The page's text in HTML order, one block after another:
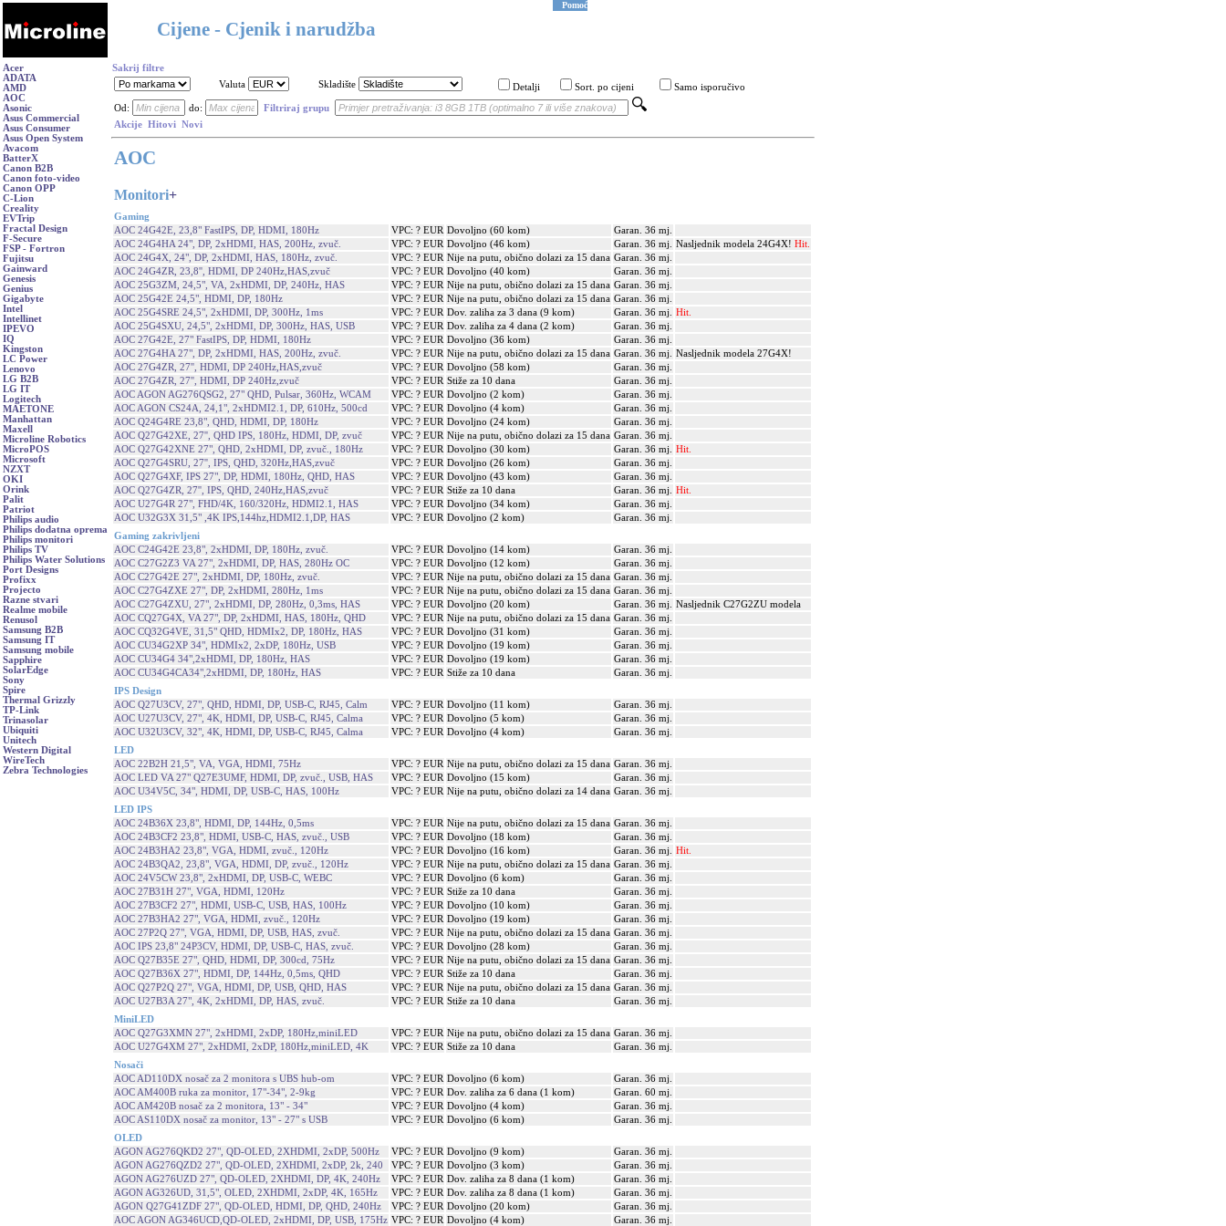
Cijene - Cjenik i narudžba
Pomoć
Acer
ADATA
AMD
AOC
Asonic
Asus Commercial
Asus Consumer
Asus Open System
Avacom
BatterX
Canon B2B
Canon foto-video
Canon OPP
C-Lion
Creality
EVTrip
Fractal Design
F-Secure
FSP - Fortron
Fujitsu
Gainward
Genesis
Genius
Gigabyte
Intel
Intellinet
IPEVO
IQ
Kingston
LC Power
Lenovo
LG B2B
LG IT
Logitech
MAETONE
Manhattan
Maxell
Microline Robotics
MicroPOS
Microsoft
NZXT
OKI
Orink
Palit
Patriot
Philips audio
Philips dodatna oprema
Philips monitori
Philips TV
Philips Water Solutions
Port Designs
Profixx
Projecto
Razne stvari
Realme mobile
Renusol
Samsung B2B
Samsung IT
Samsung mobile
Sapphire
SolarEdge
Sony
Spire
Thermal Grizzly
TP-Link
Trinasolar
Ubiquiti
Unitech
Western Digital
WireTech
Zebra Technologies
Sakrij filtre
Valuta
Skladište Detalji Sort. po cijeni Samo isporučivo
Od: do:
Filtriraj grupu
Akcije Hitovi Novi
AOC
Monitori+
Gaming
AOC 24G42E, 23,8" FastIPS, DP, HDMI, 180Hz
VPC: ? EUR Dovoljno (60 kom)
Garan. 36 mj.
AOC 24G4HA 24", DP, 2xHDMI, HAS, 200Hz, zvuč.
VPC: ? EUR Dovoljno (46 kom) Garan. 36 mj. Nasljednik modela 24G4X! Hit.
AOC 24G4X, 24", DP, 2xHDMI, HAS, 180Hz, zvuč.
VPC: ? EUR Nije na putu, obično dolazi za 15 dana Garan. 36 mj.
AOC 24G4ZR, 23,8'', HDMI, DP 240Hz,HAS,zvuč
VPC: ? EUR Dovoljno (40 kom)
Garan. 36 mj.
AOC 25G3ZM, 24,5", VA, 2xHDMI, DP, 240Hz, HAS
VPC: ? EUR Nije na putu, obično dolazi za 15 dana Garan. 36 mj.
AOC 25G42E 24,5", HDMI, DP, 180Hz
VPC: ? EUR Nije na putu, obično dolazi za 15 dana Garan. 36 mj.
AOC 25G4SRE 24,5", 2xHDMI, DP, 300Hz, 1ms
VPC: ? EUR Dov. zaliha za 3 dana (9 kom) Garan. 36 mj.
Hit.
AOC 25G4SXU, 24,5", 2xHDMI, DP, 300Hz, HAS, USB
VPC: ? EUR Dov. zaliha za 4 dana (2 kom)
Garan. 36 mj.
AOC 27G42E, 27" FastIPS, DP, HDMI, 180Hz
VPC: ? EUR Dovoljno (36 kom)
Garan. 36 mj.
AOC 27G4HA 27", DP, 2xHDMI, HAS, 200Hz, zvuč.
VPC: ? EUR Nije na putu, obično dolazi za 15 dana Garan. 36 mj.
Nasljednik modela 27G4X!
AOC 27G4ZR, 27'', HDMI, DP 240Hz,HAS,zvuč
VPC: ? EUR Dovoljno (58 kom)
Garan. 36 mj.
AOC 27G4ZR, 27'', HDMI, DP 240Hz,zvuč
VPC: ? EUR Stiže za 10 dana
Garan. 36 mj.
AOC AGON AG276QSG2, 27" QHD, Pulsar, 360Hz, WCAM
VPC: ? EUR Dovoljno (2 kom)
Garan. 36 mj.
AOC AGON CS24A, 24,1", 2xHDMI2.1, DP, 610Hz, 500cd
VPC: ? EUR Dovoljno (4 kom)
Garan. 36 mj.
AOC Q24G4RE 23,8", QHD, HDMI, DP, 180Hz
VPC: ? EUR Dovoljno (24 kom)
Garan. 36 mj.
AOC Q27G42XE, 27'', QHD IPS, 180Hz, HDMI, DP, zvuč
VPC: ? EUR Nije na putu, obično dolazi za 15 dana Garan. 36 mj.
AOC Q27G42XNE 27", QHD, 2xHDMI, DP, zvuč., 180Hz
VPC: ? EUR Dovoljno (30 kom) Garan. 36 mj.
Hit.
AOC Q27G4SRU, 27'', IPS, QHD, 320Hz,HAS,zvuč
VPC: ? EUR Dovoljno (26 kom)
Garan. 36 mj.
AOC Q27G4XF, IPS 27", DP, HDMI, 180Hz, QHD, HAS
VPC: ? EUR Dovoljno (43 kom)
Garan. 36 mj.
AOC Q27G4ZR, 27'', IPS, QHD, 240Hz,HAS,zvuč
VPC: ? EUR Stiže za 10 dana Garan. 36 mj.
Hit.
AOC U27G4R 27", FHD/4K, 160/320Hz, HDMI2.1, HAS
VPC: ? EUR Dovoljno (34 kom)
Garan. 36 mj.
AOC U32G3X 31,5" ,4K IPS,144hz,HDMI2.1,DP, HAS
VPC: ? EUR Dovoljno (2 kom)
Garan. 36 mj.
Gaming zakrivljeni
AOC C24G42E 23,8", 2xHDMI, DP, 180Hz, zvuč.
VPC: ? EUR Dovoljno (14 kom)
Garan. 36 mj.
AOC C27G2Z3 VA 27", 2xHDMI, DP, HAS, 280Hz OC
VPC: ? EUR Dovoljno (12 kom)
Garan. 36 mj.
AOC C27G42E 27", 2xHDMI, DP, 180Hz, zvuč.
VPC: ? EUR Nije na putu, obično dolazi za 15 dana Garan. 36 mj.
AOC C27G4ZXE 27", DP, 2xHDMI, 280Hz, 1ms
VPC: ? EUR Nije na putu, obično dolazi za 15 dana Garan. 36 mj.
AOC C27G4ZXU, 27", 2xHDMI, DP, 280Hz, 0,3ms, HAS
VPC: ? EUR Dovoljno (20 kom) Garan. 36 mj.
Nasljednik C27G2ZU modela
AOC CQ27G4X, VA 27", DP, 2xHDMI, HAS, 180Hz, QHD
VPC: ? EUR Nije na putu, obično dolazi za 15 dana Garan. 36 mj.
AOC CQ32G4VE, 31,5" QHD, HDMIx2, DP, 180Hz, HAS
VPC: ? EUR Dovoljno (31 kom)
Garan. 36 mj.
AOC CU34G2XP 34", HDMIx2, 2xDP, 180Hz, USB
VPC: ? EUR Dovoljno (19 kom)
Garan. 36 mj.
AOC CU34G4 34",2xHDMI, DP, 180Hz, HAS
VPC: ? EUR Dovoljno (19 kom)
Garan. 36 mj.
AOC CU34G4CA34",2xHDMI, DP, 180Hz, HAS
VPC: ? EUR Stiže za 10 dana
Garan. 36 mj.
IPS Design
AOC Q27U3CV, 27", QHD, HDMI, DP, USB-C, RJ45, Calm
VPC: ? EUR Dovoljno (11 kom)
Garan. 36 mj.
AOC U27U3CV, 27", 4K, HDMI, DP, USB-C, RJ45, Calma
VPC: ? EUR Dovoljno (5 kom)
Garan. 36 mj.
AOC U32U3CV, 32", 4K, HDMI, DP, USB-C, RJ45, Calma
VPC: ? EUR Dovoljno (4 kom)
Garan. 36 mj.
LED
AOC 22B2H 21,5", VA, VGA, HDMI, 75Hz
VPC: ? EUR Nije na putu, obično dolazi za 15 dana Garan. 36 mj.
AOC LED VA 27" Q27E3UMF, HDMI, DP, zvuč., USB, HAS
VPC: ? EUR Dovoljno (15 kom)
Garan. 36 mj.
AOC U34V5C, 34", HDMI, DP, USB-C, HAS, 100Hz
VPC: ? EUR Nije na putu, obično dolazi za 14 dana Garan. 36 mj.
LED IPS
AOC 24B36X 23,8", HDMI, DP, 144Hz, 0,5ms
VPC: ? EUR Nije na putu, obično dolazi za 15 dana Garan. 36 mj.
AOC 24B3CF2 23,8", HDMI, USB-C, HAS, zvuč., USB
VPC: ? EUR Dovoljno (18 kom)
Garan. 36 mj.
AOC 24B3HA2 23,8", VGA, HDMI, zvuč., 120Hz
VPC: ? EUR Dovoljno (16 kom) Garan. 36 mj.
Hit.
AOC 24B3QA2, 23,8", VGA, HDMI, DP, zvuč., 120Hz
VPC: ? EUR Nije na putu, obično dolazi za 15 dana Garan. 36 mj.
AOC 24V5CW 23,8", 2xHDMI, DP, USB-C, WEBC
VPC: ? EUR Dovoljno (6 kom)
Garan. 36 mj.
AOC 27B31H 27", VGA, HDMI, 120Hz
VPC: ? EUR Stiže za 10 dana
Garan. 36 mj.
AOC 27B3CF2 27", HDMI, USB-C, USB, HAS, 100Hz
VPC: ? EUR Dovoljno (10 kom)
Garan. 36 mj.
AOC 27B3HA2 27", VGA, HDMI, zvuč., 120Hz
VPC: ? EUR Dovoljno (19 kom)
Garan. 36 mj.
AOC 27P2Q 27", VGA, HDMI, DP, USB, HAS, zvuč.
VPC: ? EUR Nije na putu, obično dolazi za 15 dana Garan. 36 mj.
AOC IPS 23,8" 24P3CV, HDMI, DP, USB-C, HAS, zvuč.
VPC: ? EUR Dovoljno (28 kom)
Garan. 36 mj.
AOC Q27B35E 27", QHD, HDMI, DP, 300cd, 75Hz
VPC: ? EUR Nije na putu, obično dolazi za 15 dana Garan. 36 mj.
AOC Q27B36X 27", HDMI, DP, 144Hz, 0,5ms, QHD
VPC: ? EUR Stiže za 10 dana
Garan. 36 mj.
AOC Q27P2Q 27", VGA, HDMI, DP, USB, QHD, HAS
VPC: ? EUR Nije na putu, obično dolazi za 15 dana Garan. 36 mj.
AOC U27B3A 27", 4K, 2xHDMI, DP, HAS, zvuč.
VPC: ? EUR Stiže za 10 dana
Garan. 36 mj.
MiniLED
AOC Q27G3XMN 27", 2xHDMI, 2xDP, 180Hz,miniLED
VPC: ? EUR Nije na putu, obično dolazi za 15 dana Garan. 36 mj.
AOC U27G4XM 27", 2xHDMI, 2xDP, 180Hz,miniLED, 4K
VPC: ? EUR Stiže za 10 dana
Garan. 36 mj.
Nosači
AOC AD110DX nosač za 2 monitora s UBS hub-om
VPC: ? EUR Dovoljno (6 kom)
Garan. 36 mj.
AOC AM400B ruka za monitor, 17"-34", 2-9kg
VPC: ? EUR Dov. zaliha za 6 dana (1 kom)
Garan. 60 mj.
AOC AM420B nosač za 2 monitora, 13" - 34"
VPC: ? EUR Dovoljno (4 kom)
Garan. 36 mj.
AOC AS110DX nosač za monitor, 13" - 27" s USB
VPC: ? EUR Dovoljno (6 kom)
Garan. 36 mj.
OLED
AGON AG276QKD2 27", QD-OLED, 2XHDMI, 2xDP, 500Hz
VPC: ? EUR Dovoljno (9 kom)
Garan. 36 mj.
AGON AG276QZD2 27", QD-OLED, 2XHDMI, 2xDP, 2k, 240
VPC: ? EUR Dovoljno (3 kom)
Garan. 36 mj.
AGON AG276UZD 27", QD-OLED, 2XHDMI, DP, 4K, 240Hz
VPC: ? EUR Dov. zaliha za 8 dana (1 kom)
Garan. 36 mj.
AGON AG326UD, 31,5", OLED, 2XHDMI, 2xDP, 4K, 165Hz
VPC: ? EUR Dov. zaliha za 8 dana (1 kom)
Garan. 36 mj.
AGON Q27G41ZDF 27", QD-OLED, HDMI, DP, QHD, 240Hz
VPC: ? EUR Dovoljno (20 kom)
Garan. 36 mj.
AOC AGON AG346UCD,QD-OLED, 2xHDMI, DP, USB, 175Hz VPC: ? EUR Dovoljno (4 kom) Garan. 36 mj.